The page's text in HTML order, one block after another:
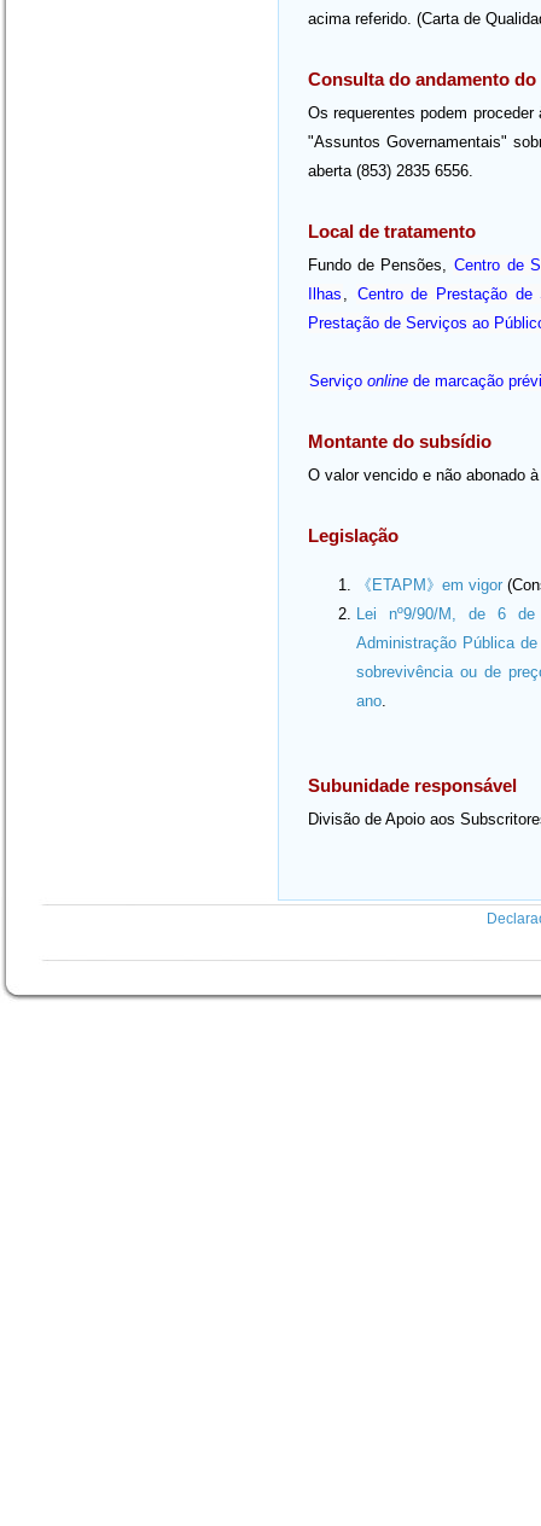
acima referido. (Carta de
Consulta do andamento do
Os requerentes podem
"Assuntos Governamentais"
aberta (853) 2835 6556.
Local de tratamento
Fundo de Pensões, Centro de
Ilhas , Centro de Prestação
Prestação de Serviços ao
Serviço online de marcação
Montante do subsídio
O valor vencido e não abonado
Legislação
《ETAPM》em vigor
Lei nº9/90/M, de 6
Administração Pública
sobrevivência ou de
ano.
Subunidade responsável
Divisão de Apoio aos